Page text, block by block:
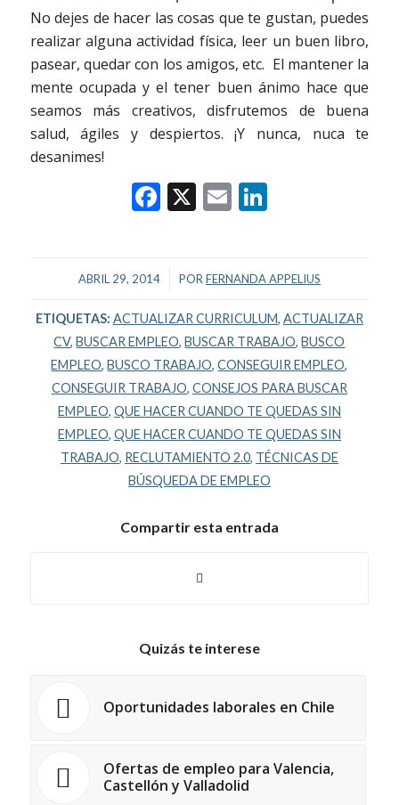
No dejes de hacer las cosas que te gustan, puedes
realizar alguna actividad física, leer un buen libro,
pasear, quedar con los amigos, etc. El mantener la
mente ocupada y el tener buen ánimo hace que
seamos más creativos, disfrutemos de buena
salud, ágiles y despiertos. ¡Y nunca, nuca te
desanimes!
Facebook
X EmailLinkedIn
ABRIL 29, 2014
/ POR FERNANDA APPELIUS
ETIQUETAS: ACTUALIZAR CURRICULUM, ACTUALIZAR
CV,BUSCAR EMPLEO,BUSCAR TRABAJO,BUSCO
EMPLEO,BUSCO TRABAJO,CONSEGUIR EMPLEO,
CONSEGUIR TRABAJO, CONSEJOS PARA BUSCAR
EMPLEO, QUE HACER CUANDO TE QUEDAS SIN
EMPLEO, QUE HACER CUANDO TE QUEDAS SIN
TRABAJO, RECLUTAMIENTO 2.0, TÉCNICAS DE
BÚSQUEDA DE EMPLEO
Compartir esta entrada
Quizás te interese
Oportunidades laborales en Chile
Ofertas de empleo para Valencia,
Castellón y Valladolid